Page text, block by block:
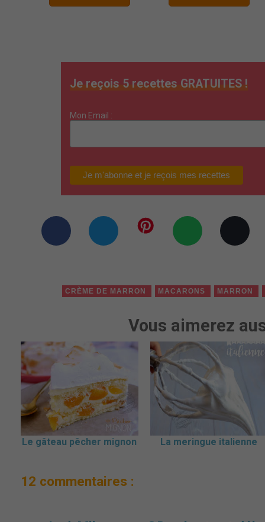
Je reçois 5 recettes GRATUITES !
Mon Email :
CRÈME DE MARRON MACARONS MARRON
Vous aimerez
Le gâteau pêcher mignon La meringue italienne
12 commentaires :